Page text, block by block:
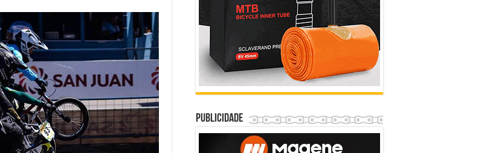
Publicidade